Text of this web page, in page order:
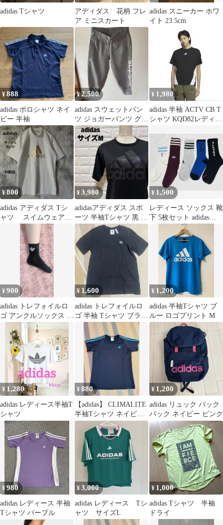
adidas Tシャツ
アディダス 花柄 フレ
ア ミニスカート
adidas スニーカー ホワ
イト 23.5cm
¥888
adidas ポロシャツ ネイ
ビー 半袖
¥2,500
adidas スウェットパン
ツ ジョガーパンツ グレ
ー
¥ 1,980
adidas 半袖 ACTV CB T
シャツ KQD82レディー
¥800
adidas アディダス Tシ
ャツ スイムウェア水
着・ラッシュガード
¥ 3,980
adidasアディダス スポ
ーツ 半袖Tシャツ 黒 プ
リントロゴ M【2875】
¥ 1,500
レディース ソックス 靴
下 5枚セット adidas
XLARGE他 中古
¥900
adidas トレフォイルロ
ゴ アンクルソックス ブ
ラック2足組。純正。
¥ 1,600
adidas トレフォイルロ
ゴ 半袖 Tシャツ ブラッ
¥ 1,200
adidas 半袖Tシャツ ブ
ルー ロゴプリント M
¥ 1,280
adidas レディース半袖T
シャツ
¥880
【adidas】 CLIMALITE
半袖Tシャツ ネイビー×
ブルー Mサイズ
¥ 1,200
adidas リュック バック
パック ネイビー ピンク
¥980
adidas レディース 半袖
Tシャツ パープル
¥3,000
adidas レディース Tシ
ャツ サイズL
¥ 1,000
adidas Tシャツ 半袖
ドライ